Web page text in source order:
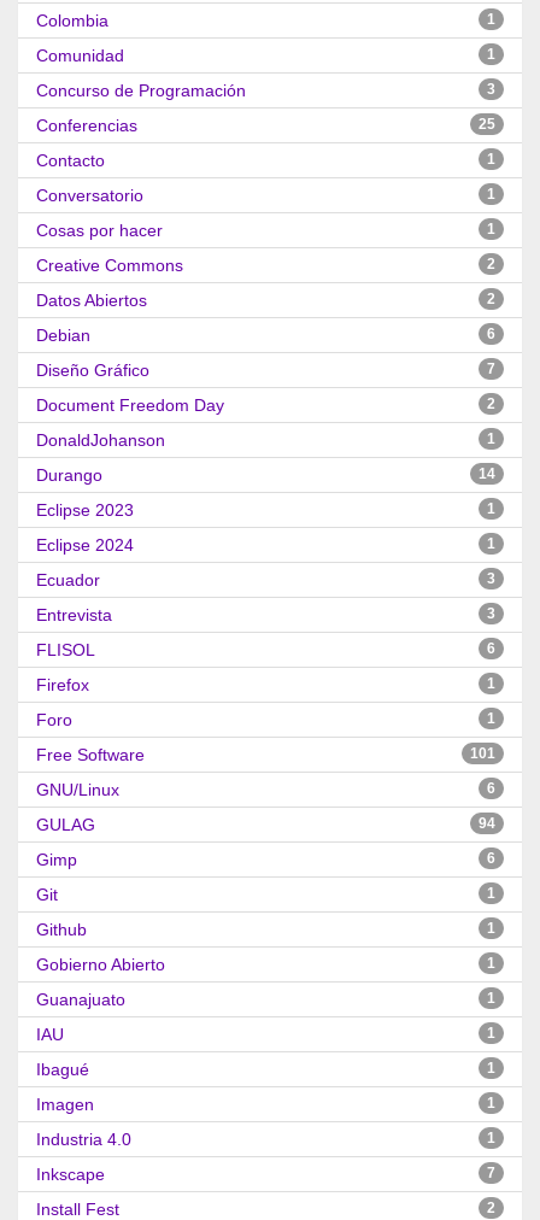
Colombia 1
Comunidad 1
Concurso de Programación 3
Conferencias 25
Contacto 1
Conversatorio 1
Cosas por hacer 1
Creative Commons 2
Datos Abiertos 2
Debian 6
Diseño Gráfico 7
Document Freedom Day 2
DonaldJohanson 1
Durango 14
Eclipse 2023 1
Eclipse 2024 1
Ecuador 3
Entrevista 3
FLISOL 6
Firefox 1
Foro 1
Free Software 101
GNU/Linux 6
GULAG 94
Gimp 6
Git 1
Github 1
Gobierno Abierto 1
Guanajuato 1
IAU 1
Ibagué 1
Imagen 1
Industria 4.0 1
Inkscape 7
Install Fest 2